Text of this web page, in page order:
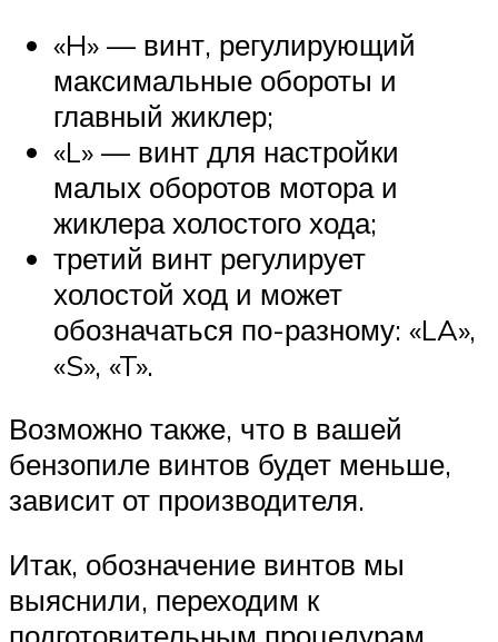
«H» — винт, регулирующий
максимальные обороты и
главный жиклер;
«L» — винт для настройки
малых оборотов мотора и
жиклера холостого хода;
третий винт регулирует
холостой ход и может
обозначаться по-разному: «LA»,
«S», «T».
Возможно также, что в вашей
бензопиле винтов будет меньше,
зависит от производителя.
Итак, обозначение винтов мы
выяснили, переходим к